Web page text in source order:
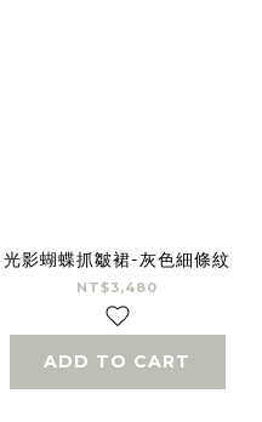
光影蝴蝶抓皺裙-灰色細條紋
NT$3,480
ADD TO CART